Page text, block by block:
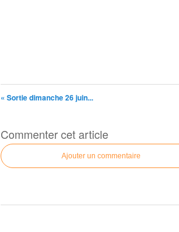
« Sortie dimanche 26 juin...
Commenter cet article
Ajouter un commentaire